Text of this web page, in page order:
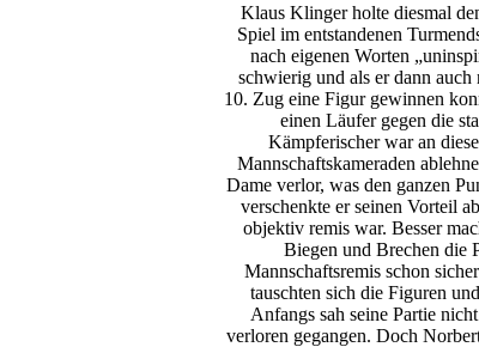
Klaus Klinger holte diesmal
Spiel im entstandenen
nach eigenen Worten
schwierig und als er dann
10. Zug eine Figur gewinnen
einen Läufer gegen die
Kämpferischer war an
Mannschaftskameraden
Dame verlor, was den ganzen
verschenkte er seinen Vorteil
objektiv remis war. Besser
Biegen und Brechen die
Mannschaftsremis schon
tauschten sich die Figuren
Anfangs sah seine Partie
verloren gegangen. Doch